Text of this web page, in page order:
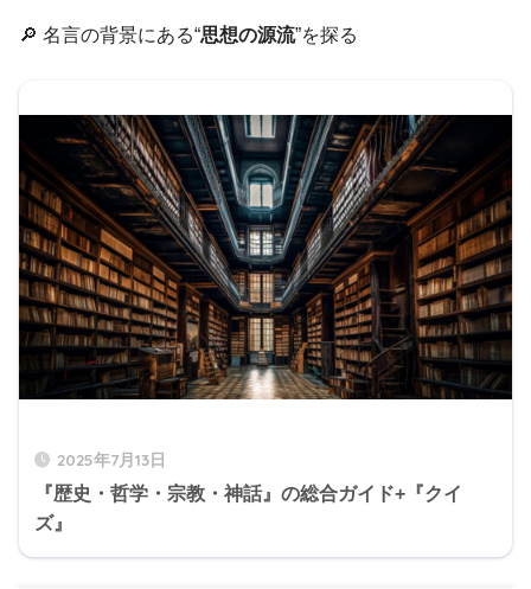
🔎 名言の背景にある“思想の源流”を探る
2025年7月13日
『歴史・哲学・宗教・神話』の総合ガイド+『クイ
ズ』